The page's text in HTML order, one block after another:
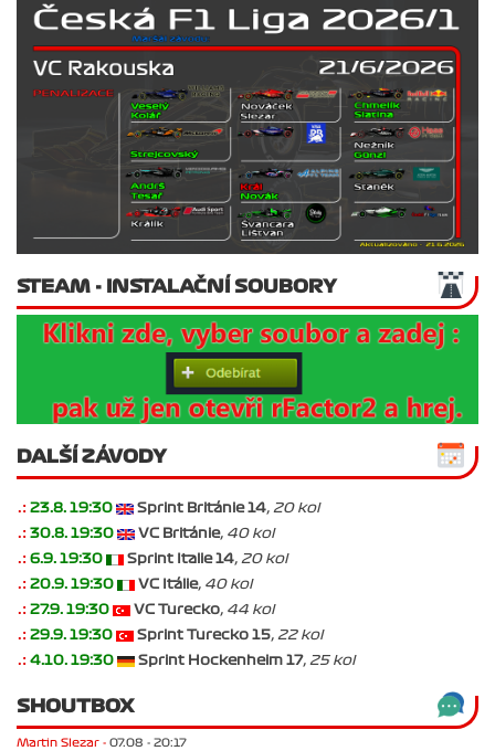
STEAM - INSTALAČNÍ SOUBORY
DALŠÍ ZÁVODY
.: 23.8. 19:30 Sprint Británie 14, 20 kol
.: 30.8. 19:30 VC Británie, 40 kol
.: 6.9. 19:30 Sprint Italie 14, 20 kol
.: 20.9. 19:30 VC Itálie, 40 kol
.: 27.9. 19:30 VC Turecko, 44 kol
.: 29.9. 19:30 Sprint Turecko 15, 22 kol
.: 4.10. 19:30 Sprint Hockenheim 17, 25 kol
SHOUTBOX
Martin Slezar - 07.08 - 20:17